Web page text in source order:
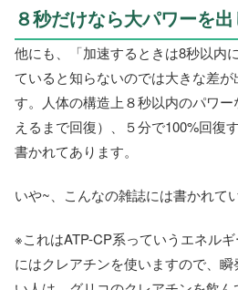
８秒だけなら大パワーを
他にも、「加速するときは8秒以内
ていると知らないのでは大きな差
す。人体の構造上８秒以内のパワ
えるまで回復）、５分で100%回復
書かれてあります。
いや~、こんなの雑誌には書かれて
※これはATP-CP系っていうエネル
にはクレアチンを使いますので、